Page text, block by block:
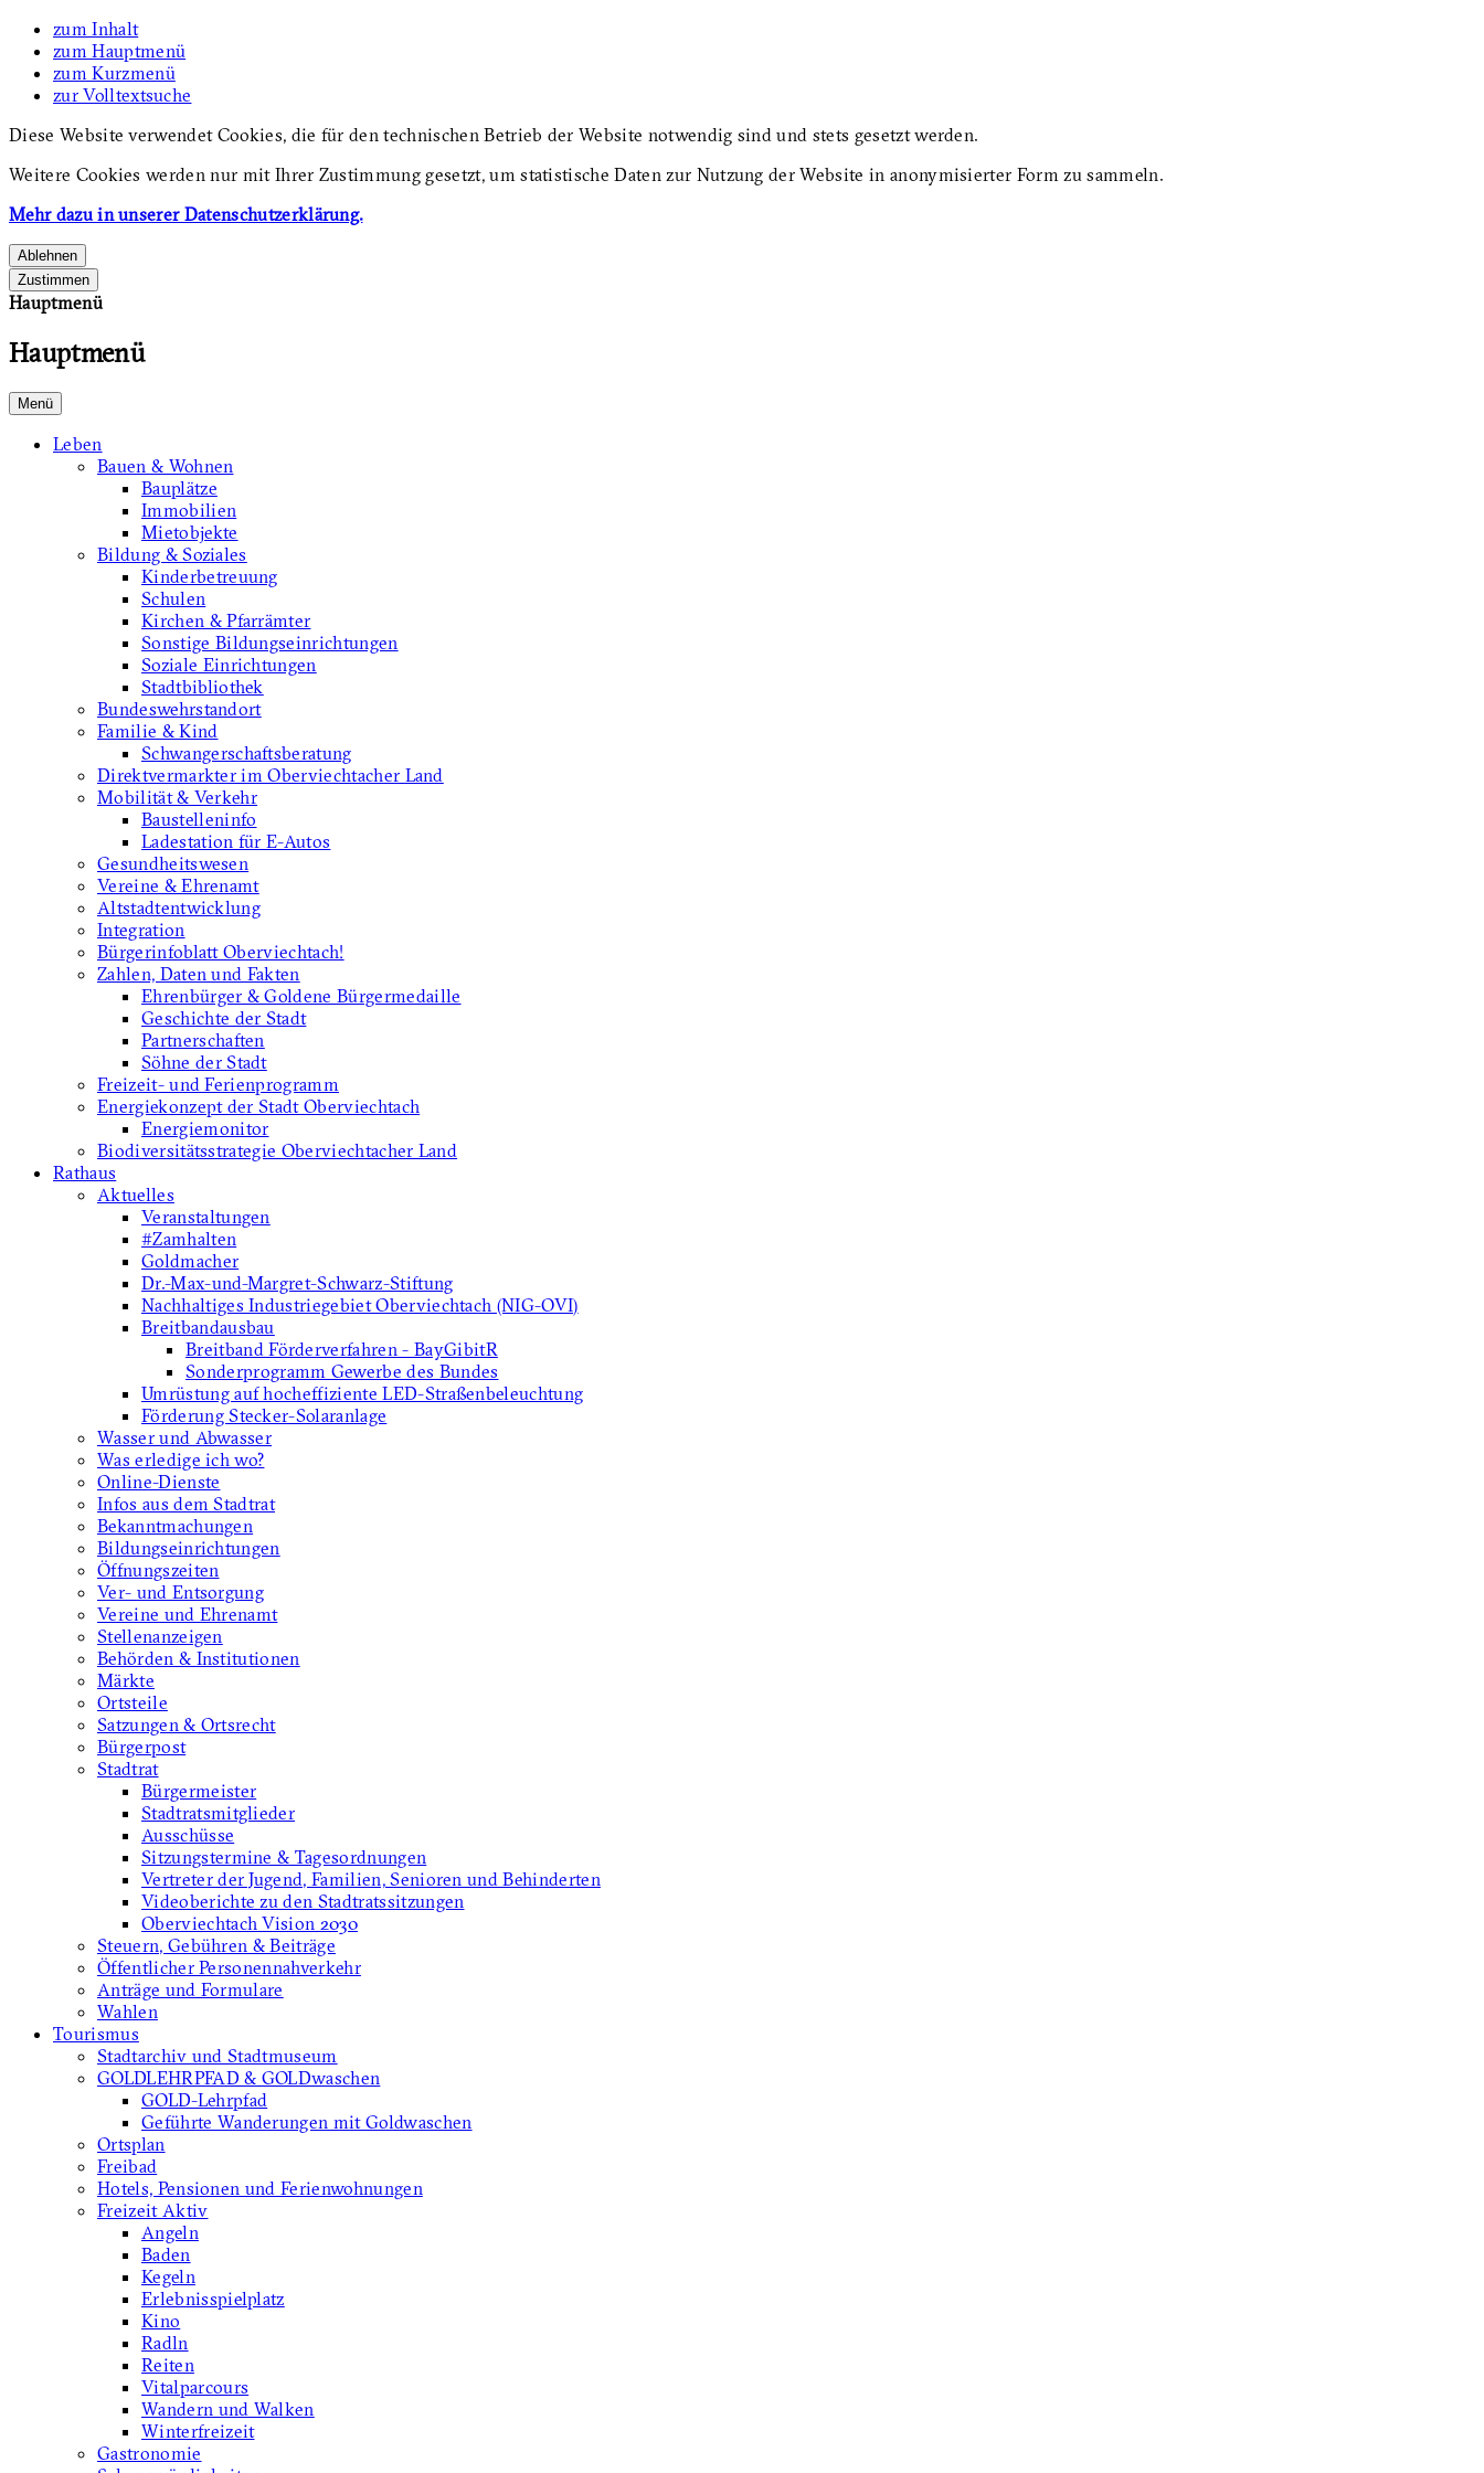
zum Inhalt
zum Hauptmenü
zum Kurzmenü
zur Volltextsuche
Diese Website verwendet Cookies, die für den technischen Betrieb der Website notwendig sind und stets gesetzt werden.
Weitere Cookies werden nur mit Ihrer Zustimmung gesetzt, um statistische Daten zur Nutzung der Website in anonymisierter Form zu sammeln.
Mehr dazu in unserer Datenschutzerklärung.
Ablehnen
Zustimmen
Hauptmenü
Hauptmenü
Menü
Leben
Bauen & Wohnen
Bauplätze
Immobilien
Mietobjekte
Bildung & Soziales
Kinderbetreuung
Schulen
Kirchen & Pfarrämter
Sonstige Bildungseinrichtungen
Soziale Einrichtungen
Stadtbibliothek
Bundeswehrstandort
Familie & Kind
Schwangerschaftsberatung
Direktvermarkter im Oberviechtacher Land
Mobilität & Verkehr
Baustelleninfo
Ladestation für E-Autos
Gesundheitswesen
Vereine & Ehrenamt
Altstadtentwicklung
Integration
Bürgerinfoblatt Oberviechtach!
Zahlen, Daten und Fakten
Ehrenbürger & Goldene Bürgermedaille
Geschichte der Stadt
Partnerschaften
Söhne der Stadt
Freizeit- und Ferienprogramm
Energiekonzept der Stadt Oberviechtach
Energiemonitor
Biodiversitätsstrategie Oberviechtacher Land
Rathaus
Aktuelles
Veranstaltungen
#Zamhalten
Goldmacher
Dr.-Max-und-Margret-Schwarz-Stiftung
Nachhaltiges Industriegebiet Oberviechtach (NIG-OVI)
Breitbandausbau
Breitband Förderverfahren - BayGibitR
Sonderprogramm Gewerbe des Bundes
Umrüstung auf hocheffiziente LED-Straßenbeleuchtung
Förderung Stecker-Solaranlage
Wasser und Abwasser
Was erledige ich wo?
Online-Dienste
Infos aus dem Stadtrat
Bekanntmachungen
Bildungseinrichtungen
Öffnungszeiten
Ver- und Entsorgung
Vereine und Ehrenamt
Stellenanzeigen
Behörden & Institutionen
Märkte
Ortsteile
Satzungen & Ortsrecht
Bürgerpost
Stadtrat
Bürgermeister
Stadtratsmitglieder
Ausschüsse
Sitzungstermine & Tagesordnungen
Vertreter der Jugend, Familien, Senioren und Behinderten
Videoberichte zu den Stadtratssitzungen
Oberviechtach Vision 2030
Steuern, Gebühren & Beiträge
Öffentlicher Personennahverkehr
Anträge und Formulare
Wahlen
Tourismus
Stadtarchiv und Stadtmuseum
GOLDLEHRPFAD & GOLDwaschen
GOLD-Lehrpfad
Geführte Wanderungen mit Goldwaschen
Ortsplan
Freibad
Hotels, Pensionen und Ferienwohnungen
Freizeit Aktiv
Angeln
Baden
Kegeln
Erlebnisspielplatz
Kino
Radln
Reiten
Vitalparcours
Wandern und Walken
Winterfreizeit
Gastronomie